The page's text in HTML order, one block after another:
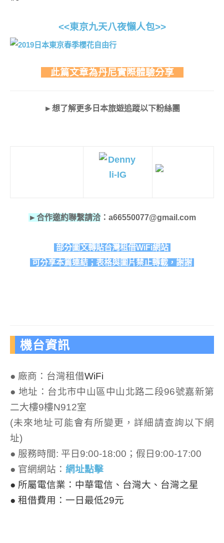
<<東京九天八夜懶人包>>
此篇文章為丹尼實際體驗分享
►想了解更多日本旅遊追蹤以下粉絲團
►合作邀約聯繫請洽：a66550077@gmail.com
部分圖文轉貼台灣租借WiFi網站
可分享本篇連結；表格與圖片禁止轉載，謝謝
機台資訊
● 廠商：台灣租借WiFi
● 地址：台北市中山區中山北路二段96號嘉新第
二大樓9樓N912室
(未來地址可能會有所變更，詳細請查詢以下網
址)
● 服務時間: 平日9:00-18:00；假日9:00-17:00
● 官網網站： 網址點擊
● 所屬電信業：中華電信、台灣大、台灣之星
● 租借費用：一日最低29元